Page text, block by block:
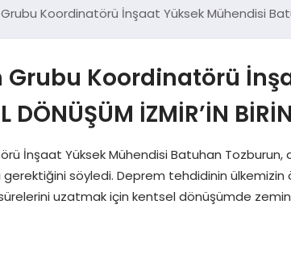
Koordinatörü İnşaat Yüksek Mühendisi
Grubu Koordinatörü
DÖNÜŞÜM İZMİR’İN
İnşaat Yüksek Mühendisi Batuhan
söyledi. Deprem tehdidinin ülkemizin
sürelerini uzatmak için kentsel dönüşümde